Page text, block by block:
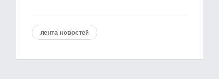
лента новостей